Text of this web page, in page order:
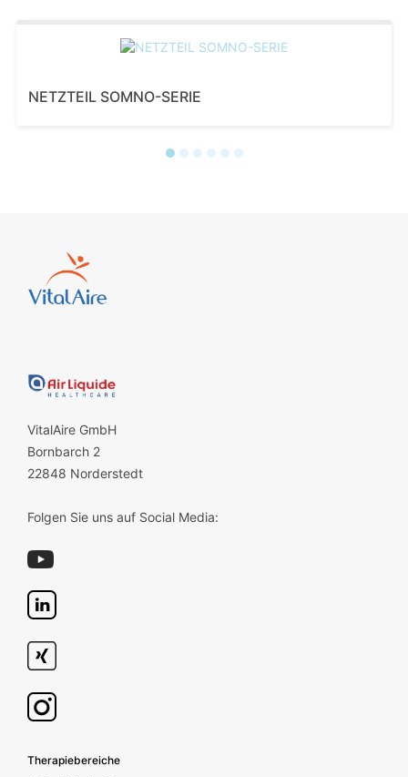
NETZTEIL SOMNO-SERIE
VitalAire GmbH
Bornbarch 2
22848 Norderstedt
Folgen Sie uns auf Social Media:
Footer secondary
Therapiebereiche